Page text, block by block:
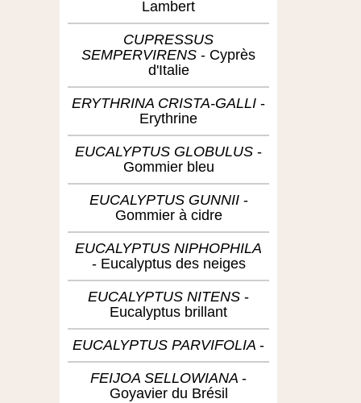
Lambert
CUPRESSUS
SEMPERVIRENS
Cyprès
d'Italie
ERYTHRINA CRISTA-GALLI
Erythrine
EUCALYPTUS GLOBULUS
Gommier bleu
EUCALYPTUS GUNNII
Gommier à cidre
EUCALYPTUS NIPHOPHILA
Eucalyptus des neiges
EUCALYPTUS NITENS
Eucalyptus brillant
EUCALYPTUS PARVIFOLIA
FEIJOA SELLOWIANA
Goyavier du Brésil